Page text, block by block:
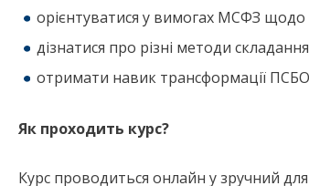
орієнтуватися у вимогах МСФЗ щодо
дізнатися про різні методи
отримати навик трансформації ПСБО
Як проходить курс?
Курс проводиться онлайн у зручний